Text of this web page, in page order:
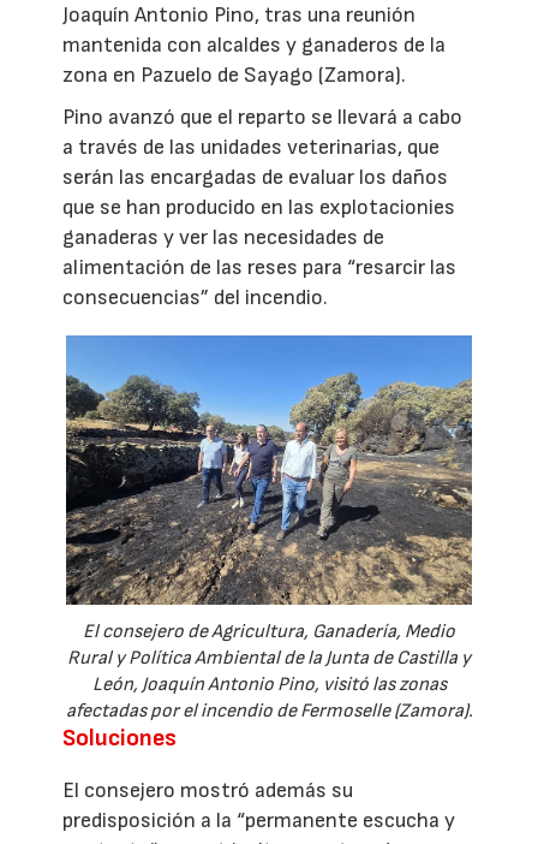
Joaquín Antonio Pino, tras una reunión
mantenida con alcaldes y ganaderos de la
zona en Pazuelo de Sayago (Zamora).
Pino avanzó que el reparto se llevará a cabo
a través de las unidades veterinarias, que
serán las encargadas de evaluar los daños
que se han producido en las explotacionies
ganaderas y ver las necesidades de
alimentación de las reses para “resarcir las
consecuencias” del incendio.
El consejero de Agricultura, Ganadería, Medio
Rural y Política Ambiental de la Junta de Castilla y
León, Joaquín Antonio Pino, visitó las zonas
afectadas por el incendio de Fermoselle (Zamora).
Soluciones
El consejero mostró además su
predisposición a la “permanente escucha y